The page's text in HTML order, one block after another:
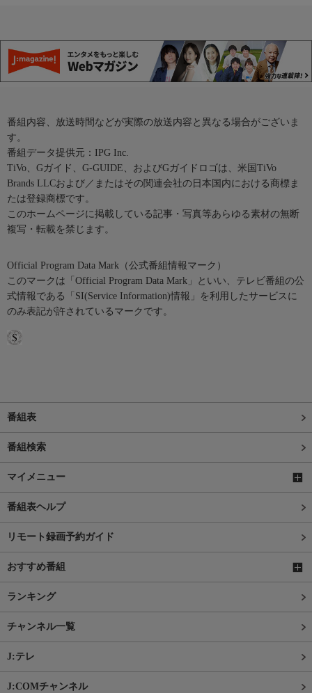
番組内容、放送時間などが実際の放送内容と異なる場合がございま
す。
番組データ提供元：IPG Inc.
TiVo、Gガイド、G-GUIDE、およびGガイドロゴは、米国TiVo
Brands LLCおよび／またはその関連会社の日本国内における商標ま
たは登録商標です。
このホームページに掲載している記事・写真等あらゆる素材の無断
複写・転載を禁じます。
Official Program Data Mark（公式番組情報マーク）
このマークは「Official Program Data Mark」といい、テレビ番組の公
式情報である「SI(Service Information)情報」を利用したサービスに
のみ表記が許されているマークです。
番組表
番組検索
マイメニュー
番組表ヘルプ
リモート録画予約ガイド
おすすめ番組
ランキング
チャンネル一覧
J:テレ
J:COMチャンネル